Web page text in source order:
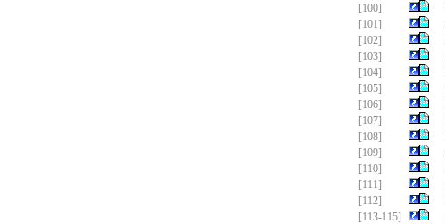
[100]
[101]
[102]
[103]
[104]
[105]
[106]
[107]
[108]
[109]
[110]
[111]
[112]
[113-115]